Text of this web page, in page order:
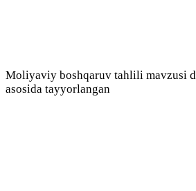
Moliyaviy boshqaruv tahlili mavzusi
asosida tayyorlangan